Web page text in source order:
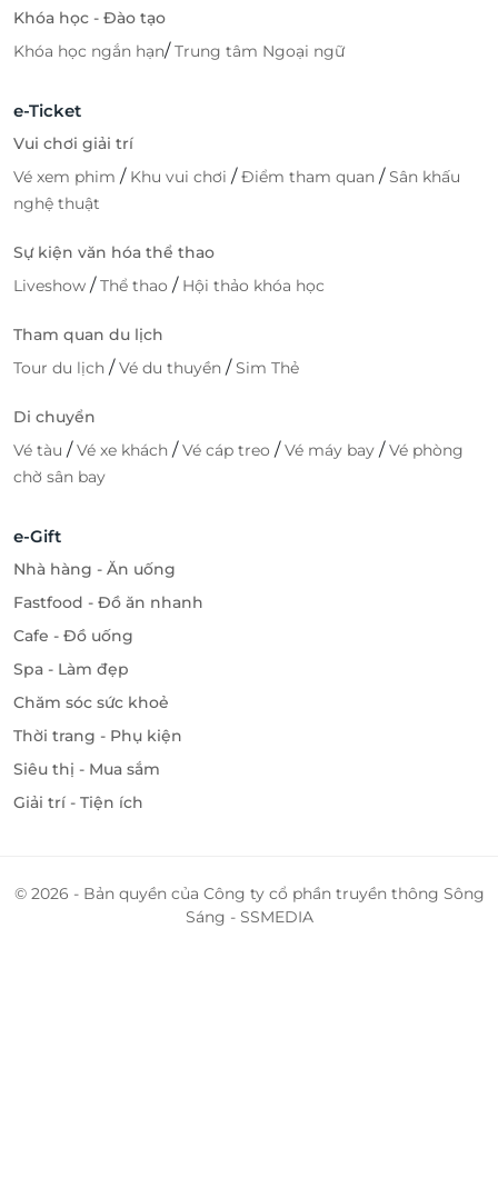
Khóa học - Đào tạo
Khóa học ngắn hạn/Trung tâm Ngoại ngữ
e-Ticket
Vui chơi giải trí
Vé xem phim / Khu vui chơi /Điểm tham quan /Sân khấu
nghệ thuật
Sự kiện văn hóa thể thao
Liveshow /Thể thao / Hội thảo khóa học
Tham quan du lịch
Tour du lịch /Vé du thuyền /Sim Thẻ
Di chuyển
Vé tàu /Vé xe khách /Vé cáp treo /Vé máy bay /Vé phòng
chờ sân bay
e-Gift
Nhà hàng - Ăn uống
Fastfood - Đồ ăn nhanh
Cafe - Đồ uống
Spa - Làm đẹp
Chăm sóc sức khoẻ
Thời trang - Phụ kiện
Siêu thị - Mua sắm
Giải trí - Tiện ích
© 2026 - Bản quyền của Công ty cổ phần truyền thông Sông
Sáng - SSMEDIA